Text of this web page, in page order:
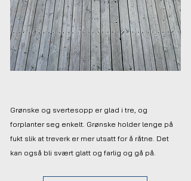
Grønske og svertesopp er glad i tre, og
forplanter seg enkelt. Grønske holder lenge på
fukt slik at treverk er mer utsatt for å råtne. Det
kan også bli svært glatt og farlig og gå på.